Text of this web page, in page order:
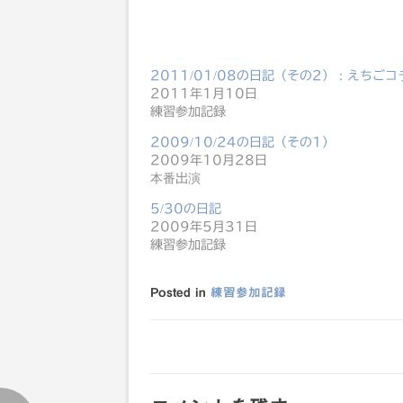
2011/01/08の日記（その2）：えちごコ
2011年1月10日
練習参加記録
2009/10/24の日記（その1）
2009年10月28日
本番出演
5/30の日記
2009年5月31日
練習参加記録
Posted in 練習参加記録